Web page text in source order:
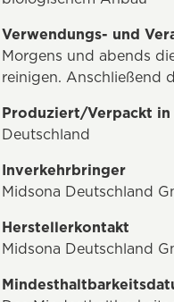
Verwendungs- und
Morgens und abends
reinigen. Anschließend
Produziert/Verpackt in
Deutschland
Inverkehrbringer
Midsona Deutschland
Herstellerkontakt
Midsona Deutschland